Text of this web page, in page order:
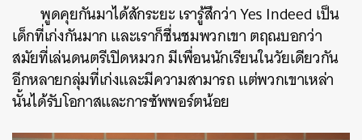
พูดคุยกันมาได้สักระยะ เรารู้สึกว่า Yes Indeed เป็น
เด็กที่เก่งกันมาก และเราก็ชื่นชมพวกเขา ตฤณบอกว่า
สมัยที่เล่นดนตรีเปิดหมวก มีเพื่อนนักเรียนในวัยเดียวกัน
อีกหลายกลุ่มที่เก่งและมีความสามารถ แต่พวกเขาเหล่า
นั้นได้รับโอกาสและการซัพพอร์ตน้อย